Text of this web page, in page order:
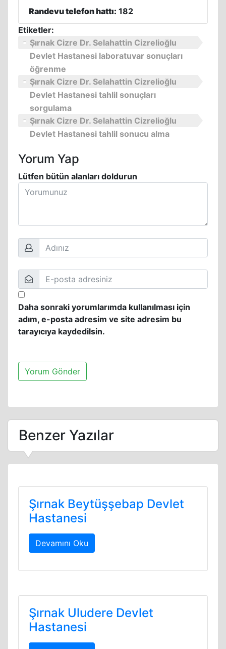
Randevu telefon hattı: 182
Etiketler:
Şırnak Cizre Dr. Selahattin Cizrelioğlu
Devlet Hastanesi laboratuvar sonuçları
öğrenme
Şırnak Cizre Dr. Selahattin Cizrelioğlu
Devlet Hastanesi tahlil sonuçları
sorgulama
Şırnak Cizre Dr. Selahattin Cizrelioğlu
Devlet Hastanesi tahlil sonucu alma
Yorum Yap
Lütfen bütün alanları doldurun
Daha sonraki yorumlarımda kullanılması için
adım, e-posta adresim ve site adresim bu
tarayıcıya kaydedilsin.
Benzer Yazılar
Şırnak Beytüşşebap Devlet
Hastanesi
Devamını Oku
Şırnak Uludere Devlet
Hastanesi